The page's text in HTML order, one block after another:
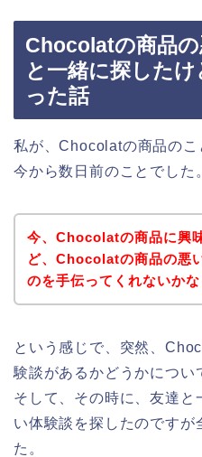
Chocolatの商品
と一緒に探した
った話
私が、Chocolatの商品のこ
今から数日前のことでした
今、Chocolatの商品に興
ど、Chocolatの商品の悪
のを手伝ってくれないか
という感じで、突然、
験談があるかどうかについ
そして、その時に、友達
い体験談を探したのですが
た。